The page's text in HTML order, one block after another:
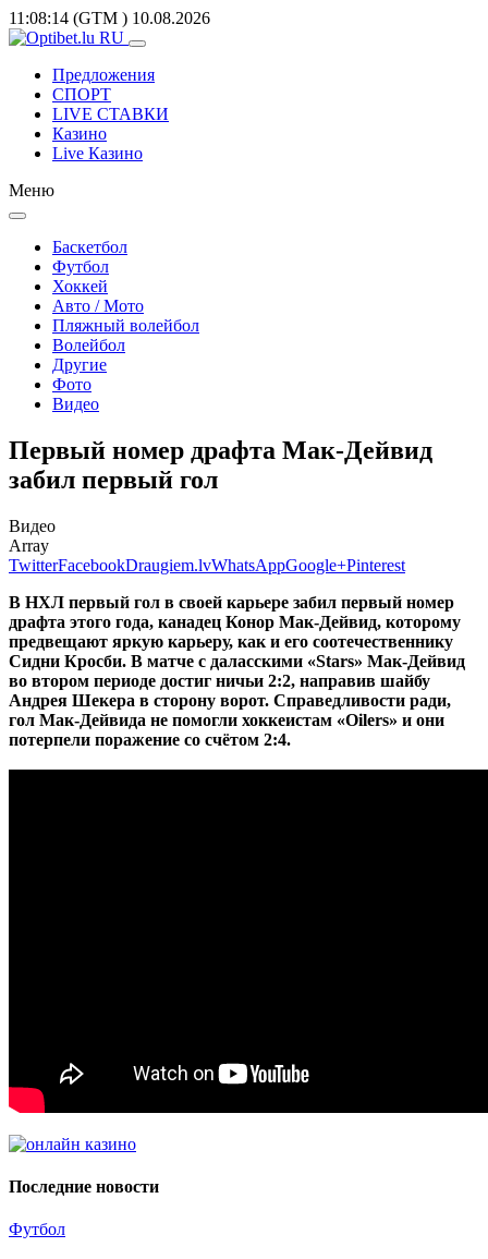
11:08:14 (GTM ) 10.08.2026
Предложения
СПОРТ
LIVE СТАВКИ
Казино
Live Казино
Меню
Баскетбол
Футбол
Хоккей
Авто / Мото
Пляжный волейбол
Волейбол
Другие
Фото
Видео
Первый номер драфта Мак-Дейвид
забил первый гол
Видео
Array
TwitterFacebookDraugiem.lvWhatsAppGoogle+Pinterest
В НХЛ первый гол в своей карьере забил первый номер
драфта этого года, канадец Конор Мак-Дейвид, которому
предвещают яркую карьеру, как и его соотечественнику
Сидни Кросби. В матче с даласскими «Stars» Мак-Дейвид
во втором периоде достиг ничьи 2:2, направив шайбу
Андрея Шекера в сторону ворот. Справедливости ради,
гол Мак-Дейвида не помогли хоккеистам «Oilers» и они
потерпели поражение со счётом 2:4.
Последние новости
Футбол